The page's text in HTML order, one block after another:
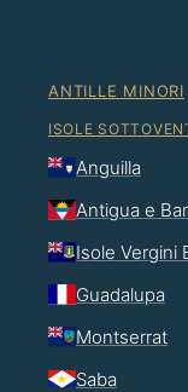
ANTILLE MINORI
ISOLE
Anguilla
Antigua e
Isole Vergini
Guadalupa
Montserrat
Saba